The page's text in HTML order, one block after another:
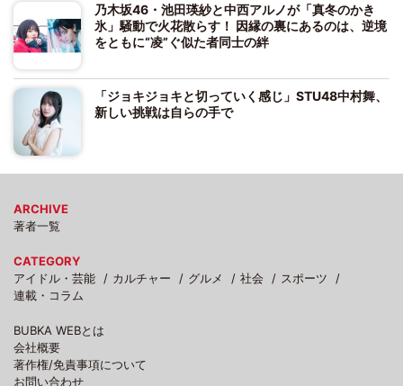
乃木坂46・池田瑛紗と中西アルノが「真冬のかき
氷」騒動で火花散らす！ 因縁の裏にあるのは、逆境
をともに“凌”ぐ似た者同士の絆
「ジョキジョキと切っていく感じ」STU48中村舞、
新しい挑戦は自らの手で
ARCHIVE
著者一覧
CATEGORY
アイドル・芸能
カルチャー グルメ 社会
スポーツ
連載・コラム
BUBKA WEBとは
会社概要
著作権/免責事項について
お問い合わせ